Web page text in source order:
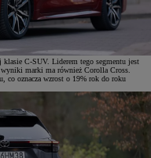
klasie C-SUV. Liderem tego segmentu jest
marki ma również Corolla Cross.
co oznacza wzrost o 19% rok do roku